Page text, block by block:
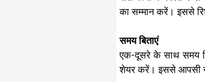
का सम्मान करें। इससे
समय बिताएं
एक-दूसरे के साथ समय
शेयर करें। इससे आपसी